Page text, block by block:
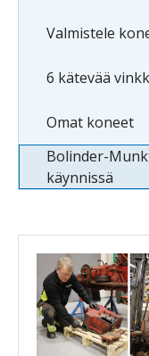
Valmistele
6 kätevää
Omat koneet
Bolinder-
käynnissä